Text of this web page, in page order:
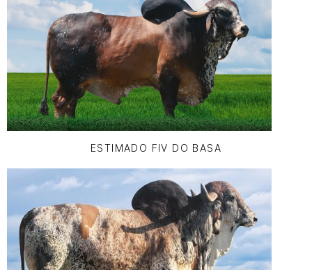
ESTIMADO FIV DO BASA